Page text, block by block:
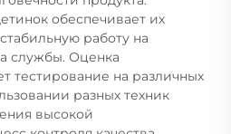
обеспечивает их
работу на
службы. Оценка
тестирование на различных
разных техник
высокой